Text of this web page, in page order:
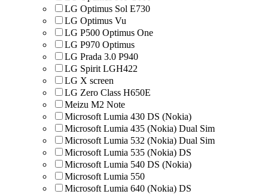
LG Optimus Sol E730
LG Optimus Vu
LG P500 Optimus One
LG P970 Optimus
LG Prada 3.0 P940
LG Spirit LGH422
LG X screen
LG Zero Class H650E
Meizu M2 Note
Microsoft Lumia 430 DS (Nokia)
Microsoft Lumia 435 (Nokia) Dual Sim
Microsoft Lumia 532 (Nokia) Dual Sim
Microsoft Lumia 535 (Nokia) DS
Microsoft Lumia 540 DS (Nokia)
Microsoft Lumia 550
Microsoft Lumia 640 (Nokia) DS